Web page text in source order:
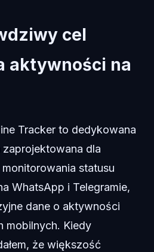
cel
aktywności na
Tracker to dedykowana
dla
statusu
WhatsApp i Telegramie,
dane o aktywności
mobilnych. Kiedy
że większość